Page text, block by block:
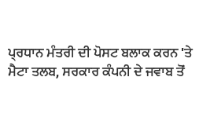
ਪ੍ਰਧਾਨ ਮੰਤਰੀ ਦੀ ਪੋਸਟ ਬਲਾਕ ਕਰਨ 'ਤੇ
ਮੈਟਾ ਤਲਬ, ਸਰਕਾਰ ਕੰਪਨੀ ਦੇ ਜਵਾਬ ਤੋਂ